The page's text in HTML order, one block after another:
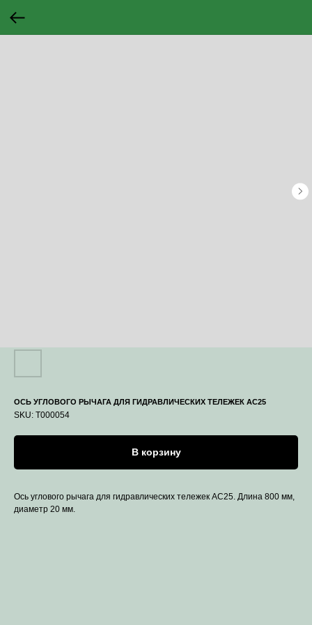
ОСЬ УГЛОВОГО РЫЧАГА ДЛЯ ГИДРАВЛИЧЕСКИХ ТЕЛЕЖЕК AC25
SKU: T000054
В корзину
Ось углового рычага для гидравлических тележек AC25. Длина 800 мм,
диаметр 20 мм.